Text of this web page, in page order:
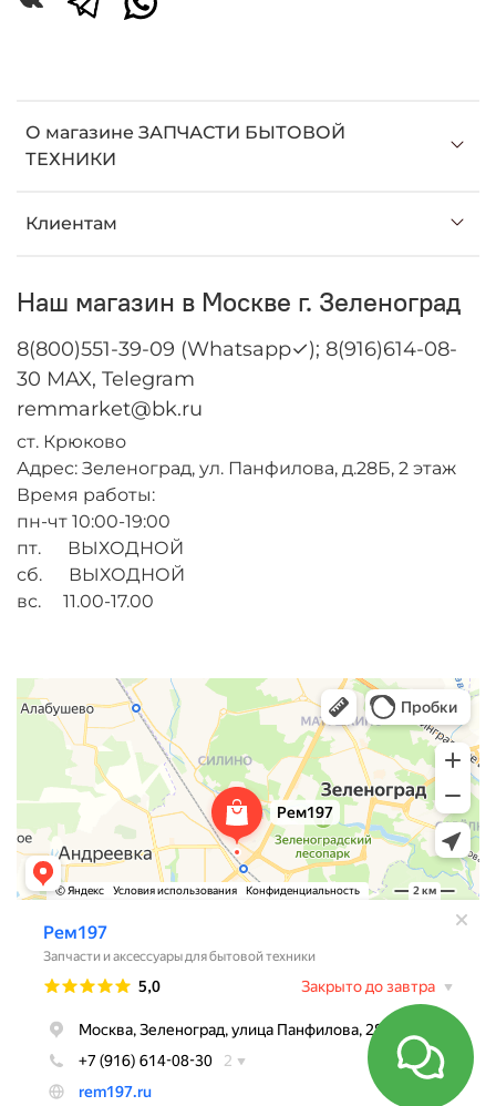
О магазине ЗАПЧАСТИ БЫТОВОЙ
ТЕХНИКИ
Клиентам
Наш магазин в Москве г. Зеленоград
8(800)551-39-09 (Whatsapp✓); 8(916)614-08-
30 MAX, Telegram
remmarket@bk.ru
ст. Крюково
Адрес: Зеленоград, ул. Панфилова, д.28Б, 2 этаж
Время работы:
пн-чт 10:00-19:00
пт. ВЫХОДНОЙ
сб. ВЫХОДНОЙ
вс. 11.00-17.00